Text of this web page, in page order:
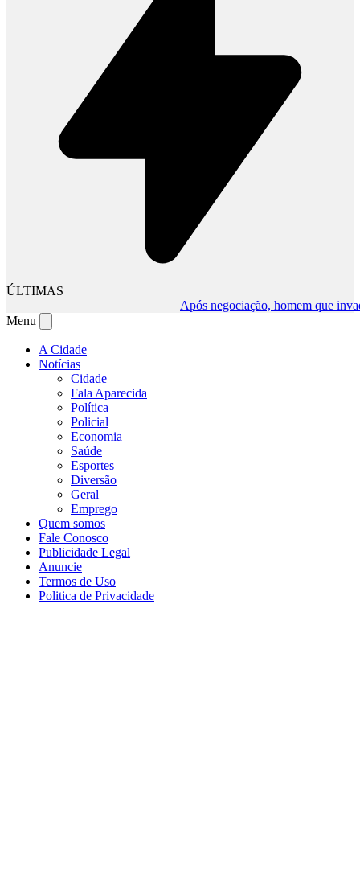
ÚLTIMAS
Após negociação, homem que
Menu
A Cidade
Notícias
Cidade
Fala Aparecida
Política
Policial
Economia
Saúde
Esportes
Diversão
Geral
Emprego
Quem somos
Fale Conosco
Publicidade Legal
Anuncie
Termos de Uso
Politica de Privacidade